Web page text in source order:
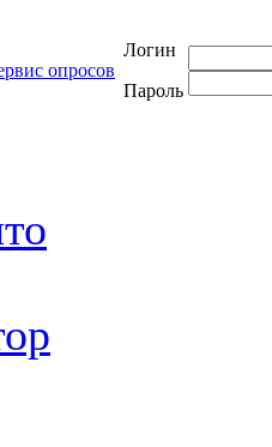
Логин
Пароль